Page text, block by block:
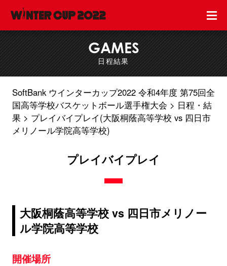
GAMES
日程結果
SoftBank ウインターカップ2022 令和4年度 第75回全
国高等学校バスケットボール選手権大会
日程・結
果
プレイバイプレイ(大阪桐蔭高等学校 vs 四日市
メリノール学院高等学校)
プレイバイプレイ
大阪桐蔭高等学校 vs 四日市メリノー
ル学院高等学校
開催場所